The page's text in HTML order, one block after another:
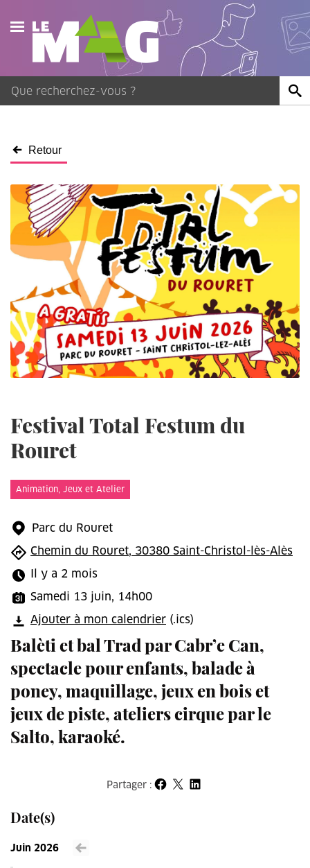
Actualités
Agenda
Contact
Retour
Date(s)
Voir le mois précédent
Juin 2026
Festival Total Festum du
Rouret
Animation, Jeux et Atelier
Parc du Rouret
Chemin du Rouret, 30380 Saint-Christol-lès-Alès
Il y a 2 mois
Samedi 13 juin, 14h00
Ajouter à mon calendrier (.ics)
Balèti et bal Trad par Cabr’e Can,
spectacle pour enfants, balade à
poney, maquillage, jeux en bois et
jeux de piste, ateliers cirque par le
Salto, karaoké.
Partager :Partager sur Facebook
Partager sur X
Partager sur LinkedIn